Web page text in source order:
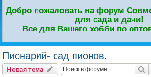
Добро пожаловать на форум
для сада и дачи!
Все для Вашего хобби по
Пионарий- сад пионов.
Новая тема
Новаятема